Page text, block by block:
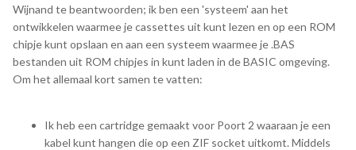
Wijnand te beantwoorden; ik ben een 'systeem' aan het
ontwikkelen waarmee je cassettes uit kunt lezen en op een ROM
chipje kunt opslaan en aan een systeem waarmee je .BAS
bestanden uit ROM chipjes in kunt laden in de BASIC omgeving.
Om het allemaal kort samen te vatten:
Ik heb een cartridge gemaakt voor Poort 2 waaraan je een
kabel kunt hangen die op een ZIF socket uitkomt. Middels